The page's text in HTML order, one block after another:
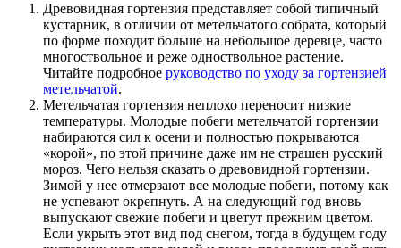
Древовидная гортензия представляет собой типичный
кустарник, в отличии от метельчатого собрата, который
по форме походит больше на небольшое деревце, часто
многоствольное и реже одноствольное растение.
Читайте подробное руководство по уходу за гортензией
метельчатой.
Метельчатая гортензия неплохо переносит низкие
температуры. Молодые побеги метельчатой гортензии
набираются сил к осени и полностью покрываются
«корой», по этой причине даже им не страшен русский
мороз. Чего нельзя сказать о древовидной гортензии.
Зимой у нее отмерзают все молодые побеги, потому как
не успевают окрепнуть. А на следующий год вновь
выпускают свежие побеги и цветут прежним цветом.
Если укрыть этот вид под снегом, тогда в будущем году